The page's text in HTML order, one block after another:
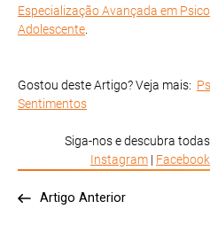
Especialização Avançada em
Adolescente
Gostou deste Artigo? Veja mais:
Sentimentos
Siga-nos e descubra
Instagram | Facebook
Artigo Anterior